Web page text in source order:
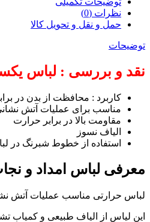
نظرات (0)
حمل و نقل و تحویل کالا
توضیحات
نقد و بررسی : لباس
کاربرد : محافظت از بدن در
مناسب برای عملیات آتش
مقاومت بالا در برابر حرارت
الیاف نسوز
استفاده از خطوط شبرنگ در
معرفی لباس امداد و
لباس حرارتی مناسب عملیات آتش
این لیاس از الیاف طبیعی و کمیاب